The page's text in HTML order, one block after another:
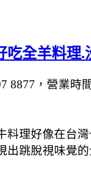
吃全羊料理.
，營業時
理好像在台
跳脫視味覺